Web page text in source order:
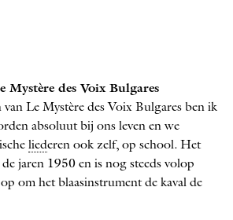
Mystère des Voix Bulgares
Le Mystère des Voix Bulgares ben ik
absoluut bij ons leven en we
liederen ook zelf, op school. Het
jaren 1950 en is nog steeds volop
om het blaasinstrument de kaval de